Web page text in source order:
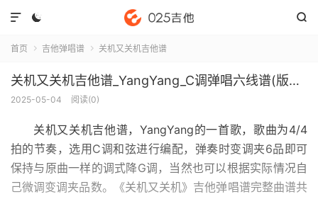
 

首页  吉他弹唱谱  关机又关机吉他谱
关机又关机吉他谱_YangYang_C调弹唱六线谱(版本2)
2025-05-04 阅读(0)
关机又关机吉他谱，YangYang的一首歌，歌曲为4/4
拍的节奏，选用C调和弦进行编配，弹奏时变调夹6品即可
保持与原曲一样的调式降G调，当然也可以根据实际情况自
己微调变调夹品数。《关机又关机》吉他弹唱谱完整曲谱共